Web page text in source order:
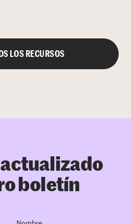
LOS RECURSOS
boletín